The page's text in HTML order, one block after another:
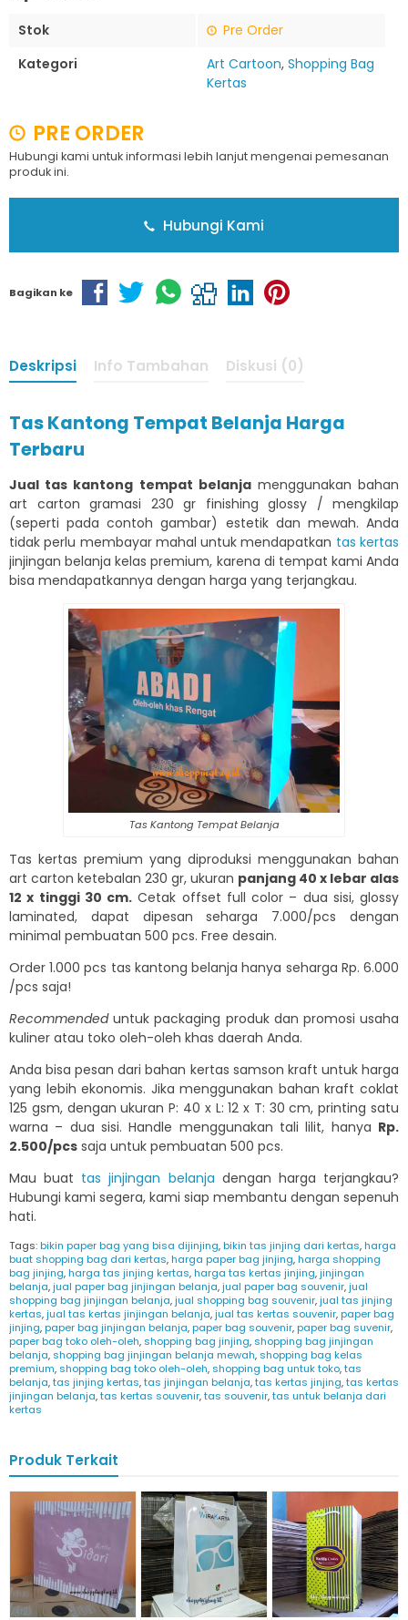
Stok
Pre Order
Kategori
Art Cartoon, Shopping Bag
Kertas
PRE ORDER
Hubungi kami untuk informasi lebih lanjut mengenai pemesanan
produk ini.
Hubungi Kami
Bagikan ke
Deskripsi Info Tambahan Diskusi (0)
Tas Kantong Tempat Belanja Harga
Terbaru
Jual tas kantong tempat belanjamenggunakan bahan
art carton gramasi 230 gr finishing glossy / mengkilap
(seperti pada contoh gambar) estetik dan mewah. Anda
tidak perlu membayar mahal untuk mendapatkan tas kertas
jinjingan belanja kelas premium, karena di tempat kami Anda
bisa mendapatkannya dengan harga yang terjangkau.
Tas Kantong Tempat Belanja
Tas kertas premium yang diproduksi menggunakan bahan
art carton ketebalan 230 gr, ukuran panjang 40 x lebar alas
12 x tinggi 30 cm. Cetak offset full color – dua sisi, glossy
laminated, dapat dipesan seharga 7.000/pcs dengan
minimal pembuatan 500 pcs. Free desain.
Order 1.000 pcs tas kantong belanja hanya seharga Rp. 6.000
/pcs saja!
Recommendeduntuk packaging produk dan promosi usaha
kuliner atau toko oleh-oleh khas daerah Anda.
Anda bisa pesan dari bahan kertas samson kraft untuk harga
yang lebih ekonomis. Jika menggunakan bahan kraft coklat
125 gsm, dengan ukuran P: 40 x L: 12 x T: 30 cm, printing satu
warna – dua sisi. Handle menggunakan tali lilit, hanya Rp.
2.500/pcs saja untuk pembuatan 500 pcs.
Mau buat tas jinjingan belanja dengan harga terjangkau?
Hubungi kami segera, kami siap membantu dengan sepenuh
hati.
Tags:bikin paper bag yang bisa dijinjing,bikin tas jinjing dari kertas,harga
buat shopping bag dari kertas,harga paper bag jinjing,harga shopping
bag jinjing,harga tas jinjing kertas,harga tas kertas jinjing,jinjingan
belanja,jual paper bag jinjingan belanja,jual paper bag souvenir,jual
shopping bag jinjingan belanja,jual shopping bag souvenir,jual tas jinjing
kertas,jual tas kertas jinjingan belanja,jual tas kertas souvenir,paper bag
jinjing,paper bag jinjingan belanja,paper bag souvenir,paper bag suvenir,
paper bag toko oleh-oleh,shopping bag jinjing,shopping bag jinjingan
belanja,shopping bag jinjingan belanja mewah,shopping bag kelas
premium,shopping bag toko oleh-oleh,shopping bag untuk toko,tas
belanja,tas jinjing kertas,tas jinjingan belanja,tas kertas jinjing,tas kertas
jinjingan belanja,tas kertas souvenir,tas souvenir,tas untuk belanja dari
kertas
Produk Terkait